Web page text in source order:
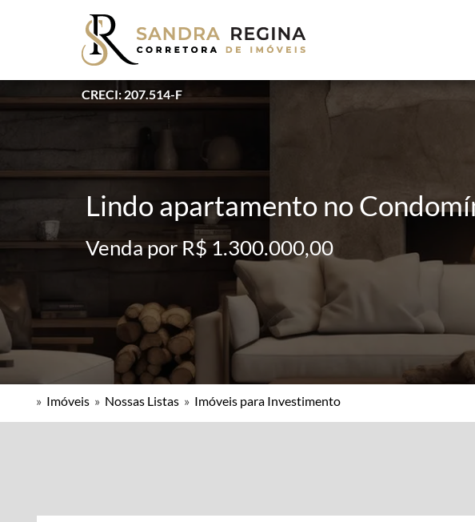
CRECI: 207.514-F
Lindo apartamento no
Venda por R$ 1.300.000,00
» Imóveis » Nossas Listas » Imóveis para Investimento